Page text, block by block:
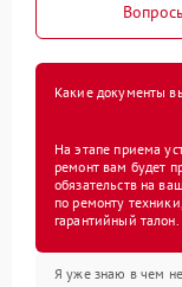
Какие документы
На этапе приема
ремонт вам будет
обязательств на
по ремонту
гарантийный талон.
Я уже знаю в чем